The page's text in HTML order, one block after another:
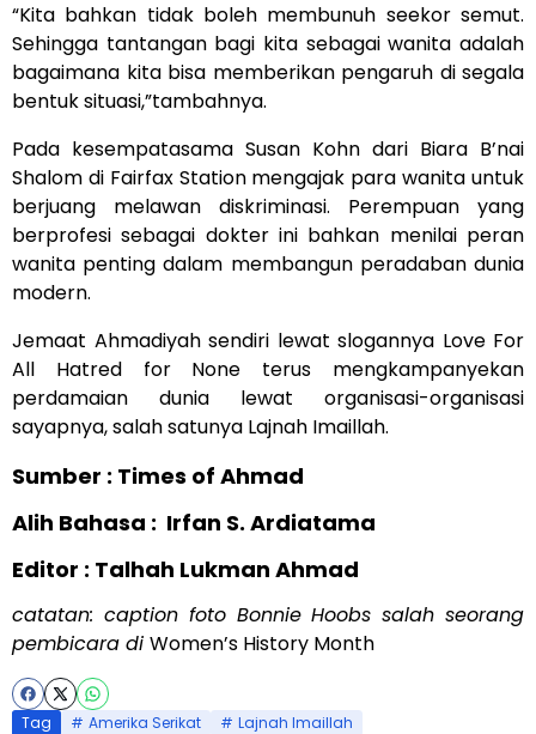
“Kita bahkan tidak boleh membunuh seekor semut.
Sehingga tantangan bagi kita sebagai wanita adalah
bagaimana kita bisa memberikan pengaruh di segala
bentuk situasi,”tambahnya.
Pada kesempatasama Susan Kohn dari Biara B’nai
Shalom di Fairfax Station mengajak para wanita untuk
berjuang melawan diskriminasi. Perempuan yang
berprofesi sebagai dokter ini bahkan menilai peran
wanita penting dalam membangun peradaban dunia
modern.
Jemaat Ahmadiyah sendiri lewat slogannya Love For
All Hatred for None terus mengkampanyekan
perdamaian dunia lewat organisasi-organisasi
sayapnya, salah satunya Lajnah Imaillah.
Sumber : Times of Ahmad
Alih Bahasa : Irfan S. Ardiatama
Editor : Talhah Lukman Ahmad
catatan: caption foto Bonnie Hoobs salah seorang
pembicara di Women’s History Month
Tag Amerika Serikat
Lajnah Imaillah